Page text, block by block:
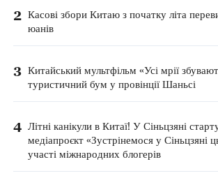
2 Касові збори Китаю з початку літа
юанів
3 Китайський мультфільм «Усі мрії
туристичний бум у провінції Шаньсі
4 Літні канікули в Китаї! У Сіньцзяні
медіапроєкт «Зустрінемося у Сіньцзяні
участі міжнародних блогерів